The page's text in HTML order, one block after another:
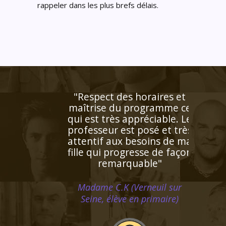
rappeler dans les plus brefs délais.
des horaires et
programme ce
appréciable. Le
est posé et très
besoins de ma
de façon